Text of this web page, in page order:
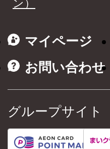
ン）
マイページ
お問い合わせ
グループサイト